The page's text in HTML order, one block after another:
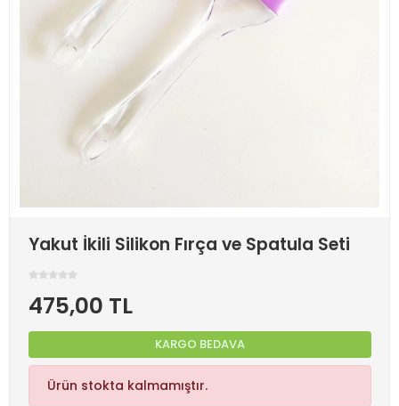
Yakut İkili Silikon Fırça ve Spatula Seti
475,00 TL
KARGO BEDAVA
Ürün stokta kalmamıştır.